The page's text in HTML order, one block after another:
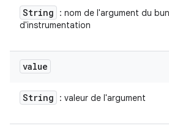
String
: nom de l'argument du
d'instrumentation
value
String : valeur de l'argument